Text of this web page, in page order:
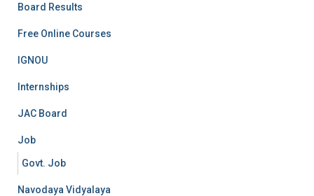
Board Results
Free Online Courses
IGNOU
Internships
JAC Board
Job
Govt. Job
Navodaya Vidyalaya